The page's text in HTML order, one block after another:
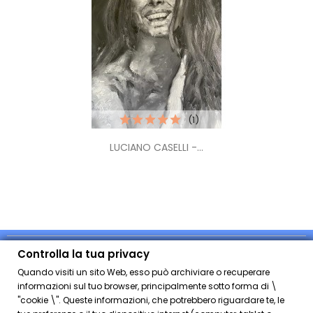
LUCIANO CASELLI -...
(1)
I NOSTRI CANALI
NEGOZIO
Controlla la tua privacy
Quando visiti un sito Web, esso può archiviare o recuperare
informazioni sul tuo browser, principalmente sotto forma di \
"cookie \". Queste informazioni, che potrebbero riguardare te, le